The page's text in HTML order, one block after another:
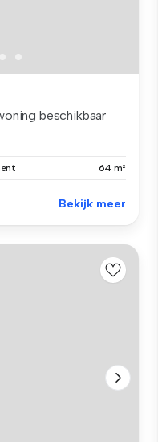
beschikbaar
64 m²
Bekijk meer